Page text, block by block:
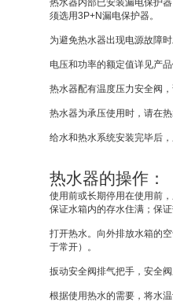
热水器内部已安装漏电保护
须选用3P+N漏电保护器。
为避免热水器出现电源故障
电压和功率的额定值详见产
热水器配有温度压力安全阀
热水器为承压使用时，请在
给水和热水系统安装完毕后
热水器的操作：
使用前或长期停用在使用前
保证水箱内的存水住满；保
打开热水。向外排放水箱的
于常开）。
扳动安全阀排气把手，安全
根据使用热水的需要，将水